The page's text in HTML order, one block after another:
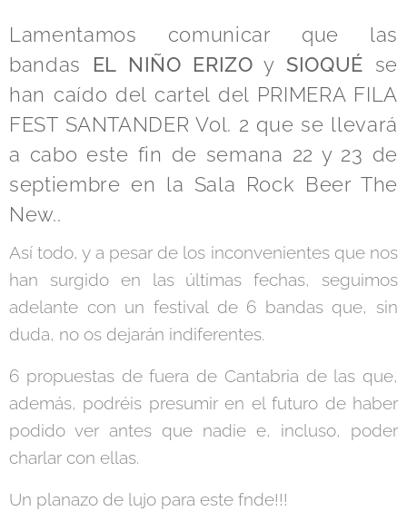
Lamentamos comunicar que las
bandas EL NIÑO ERIZO y SIOQUÉ se
han caído del cartel del PRIMERA FILA
FEST SANTANDER Vol. 2 que se llevará
a cabo este fin de semana 22 y 23 de
septiembre en la Sala Rock Beer The
New..
Así todo, y a pesar de los inconvenientes que nos
han surgido en las últimas fechas, seguimos
adelante con un festival de 6 bandas que, sin
duda, no os dejarán indiferentes.
6 propuestas de fuera de Cantabria de las que,
además, podréis presumir en el futuro de haber
podido ver antes que nadie e, incluso, poder
charlar con ellas.
Un planazo de lujo para este fnde!!!